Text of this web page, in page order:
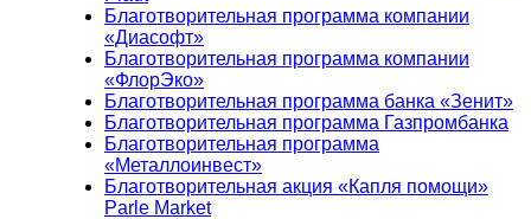
Благотворительная программа компании
«Диасофт»
Благотворительная программа компании
«ФлорЭко»
Благотворительная программа банка «Зенит»
Благотворительная программа Газпромбанка
Благотворительная программа
«Металлоинвест»
Благотворительная акция «Капля помощи»
Parle Market